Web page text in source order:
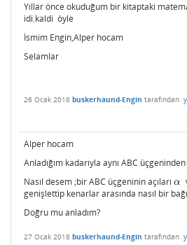
Yıllar önce okuduğum bir kitaptaki
idi.kaldi öyle
İsmim Engin,Alper hocam
Selamlar
26 Ocak 2018 buskerhaund-Engin tarafından
Alper hocam
Anladığım kadarıyla aynı ABC
Nasıl desem ;bir ABC üçgeninin açıları α
α
genişlettip kenarlar arasında nasıl bir
Doğru mu anladım?
27 Ocak 2018 buskerhaund-Engin tarafından